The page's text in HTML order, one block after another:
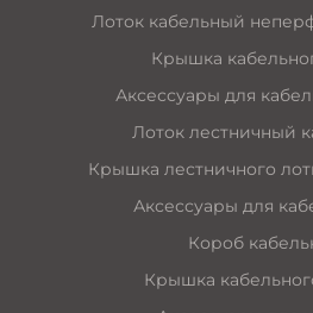
Лоток кабельный
Крышка
Аксессуары для
Лоток лестничный
Крышка лестничного
Аксессуары для
Короб
Крышка